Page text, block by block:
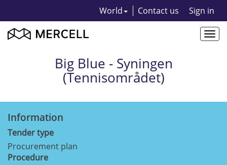
World Contact us Sign in
Big Blue - Syningen
(Tennisområdet)
Information
Tender type
Procurement plan
Procedure